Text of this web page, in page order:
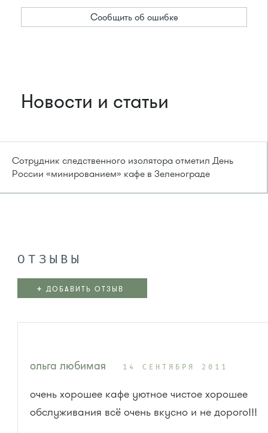
Сообщить об ошибке
Новости и статьи
Сотрудник следственного изолятора отметил День
России «минированием» кафе в Зеленограде
ОТЗЫВЫ
+ ДОБАВИТЬ ОТЗЫВ
ольга любимая 14 СЕНТЯБРЯ 2011
очень хорошее кафе уютное чистое хорошее
обслуживания всё очень вкусно и не дорого!!!